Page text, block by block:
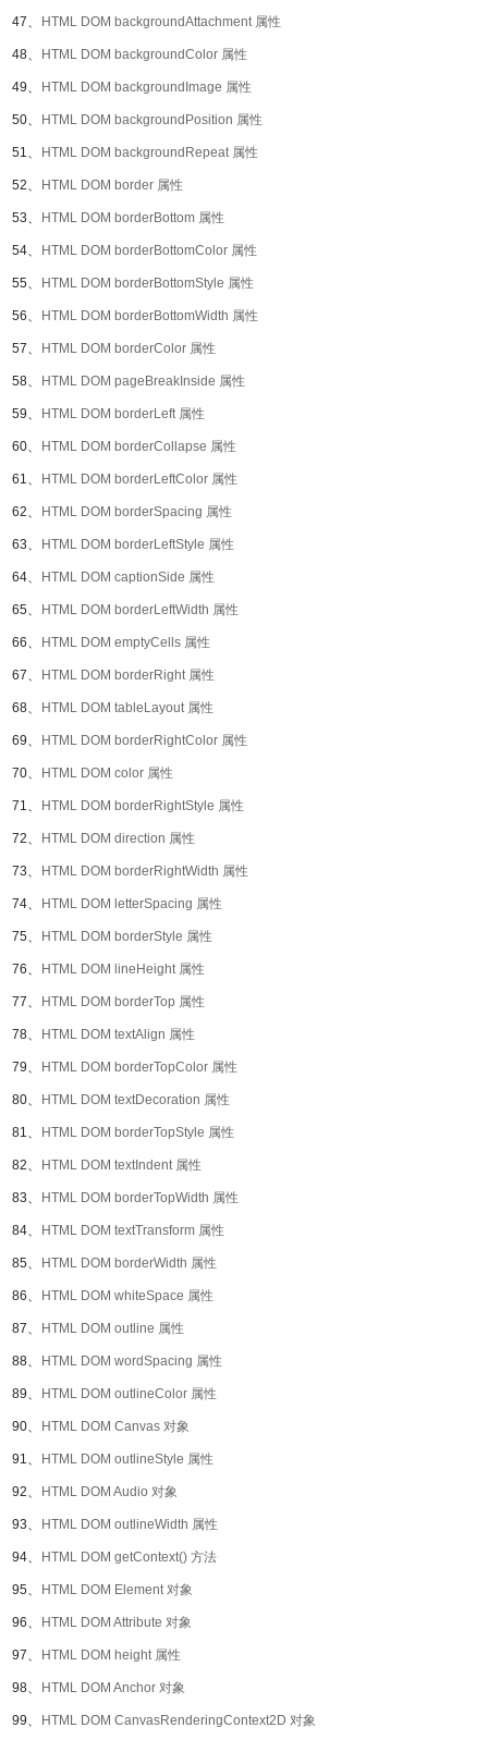
47、 HTML DOM backgroundAttachment 属性
48、 HTML DOM backgroundColor 属性
49、 HTML DOM backgroundImage 属性
50、 HTML DOM backgroundPosition 属性
51、 HTML DOM backgroundRepeat 属性
52、 HTML DOM border 属性
53、 HTML DOM borderBottom 属性
54、 HTML DOM borderBottomColor 属性
55、 HTML DOM borderBottomStyle 属性
56、 HTML DOM borderBottomWidth 属性
57、 HTML DOM borderColor 属性
58、 HTML DOM pageBreakInside 属性
59、 HTML DOM borderLeft 属性
60、 HTML DOM borderCollapse 属性
61、 HTML DOM borderLeftColor 属性
62、 HTML DOM borderSpacing 属性
63、 HTML DOM borderLeftStyle 属性
64、 HTML DOM captionSide 属性
65、 HTML DOM borderLeftWidth 属性
66、 HTML DOM emptyCells 属性
67、 HTML DOM borderRight 属性
68、 HTML DOM tableLayout 属性
69、 HTML DOM borderRightColor 属性
70、 HTML DOM color 属性
71、 HTML DOM borderRightStyle 属性
72、 HTML DOM direction 属性
73、 HTML DOM borderRightWidth 属性
74、 HTML DOM letterSpacing 属性
75、 HTML DOM borderStyle 属性
76、 HTML DOM lineHeight 属性
77、 HTML DOM borderTop 属性
78、 HTML DOM textAlign 属性
79、 HTML DOM borderTopColor 属性
80、 HTML DOM textDecoration 属性
81、 HTML DOM borderTopStyle 属性
82、 HTML DOM textIndent 属性
83、 HTML DOM borderTopWidth 属性
84、 HTML DOM textTransform 属性
85、 HTML DOM borderWidth 属性
86、 HTML DOM whiteSpace 属性
87、 HTML DOM outline 属性
88、 HTML DOM wordSpacing 属性
89、 HTML DOM outlineColor 属性
90、 HTML DOM Canvas 对象
91、 HTML DOM outlineStyle 属性
92、 HTML DOM Audio 对象
93、 HTML DOM outlineWidth 属性
94、 HTML DOM getContext() 方法
95、 HTML DOM Element 对象
96、 HTML DOM Attribute 对象
97、 HTML DOM height 属性
98、 HTML DOM Anchor 对象
99、 HTML DOM CanvasRenderingContext2D 对象